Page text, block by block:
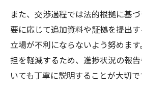
事例
弁護士活用で損害賠償請
由
東京都千代田区神田花岡
援例
また、交渉過程では法的根拠に基
要に応じて追加資料や証拠を提出
立場が不利にならないよう努めま
担を軽減するため、進捗状況の報
いても丁寧に説明することが大切で